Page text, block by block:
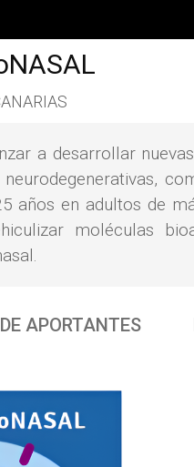
a desarrollar
años en adultos de
moléculas
APORTANTES